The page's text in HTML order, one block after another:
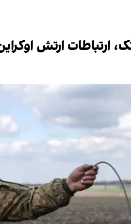
ارتباطات ارتش